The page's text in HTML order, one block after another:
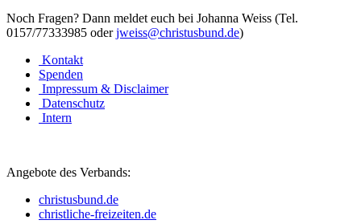
Noch Fragen? Dann meldet euch bei Johanna Weiss (Tel.
0157/77333985 oderjweiss@christusbund.de)
Kontakt
Spenden
Impressum & Disclaimer
Datenschutz
Intern
Angebote des Verbands:
christusbund.de
christliche-freizeiten.de